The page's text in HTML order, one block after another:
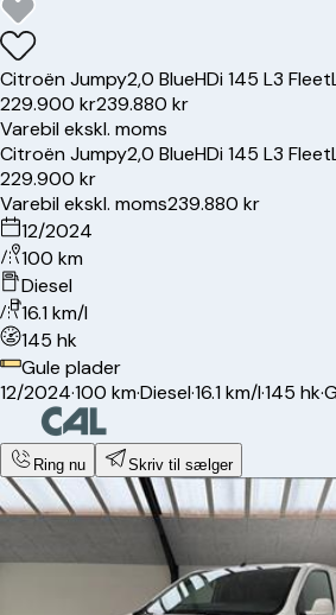
CitroënJumpy2,0 BlueHDi 145 L3
229.900 kr239.880 kr
Varebil ekskl. moms
CitroënJumpy2,0 BlueHDi 145 L3
229.900 kr
Varebil ekskl. moms239.880 kr
12/2024
100 km
Diesel
16.1 km/l
145 hk
Gule plader
12/2024·100 km·Diesel·16.1 km/l·145 hk·
Ring nu Skriv til sælger